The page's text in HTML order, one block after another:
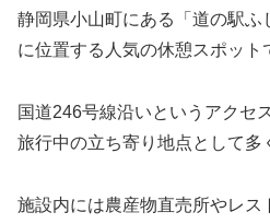
静岡県小山町にある「道の駅
に位置する人気の休憩スポット
国道246号線沿いというアクセ
旅行中の立ち寄り地点として多
施設内には農産物直売所やレ